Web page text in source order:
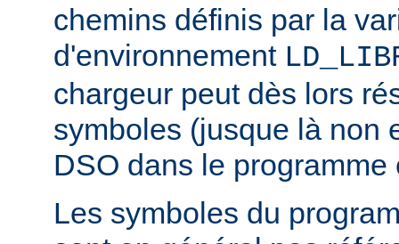
chemins définis par la
d'environnement
chargeur peut dès lors
symboles (jusque là non
DSO dans le programme
Les symboles du